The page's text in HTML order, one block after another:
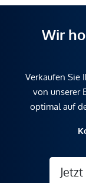
Wir
Verkaufen Sie
von unserer
optimal auf